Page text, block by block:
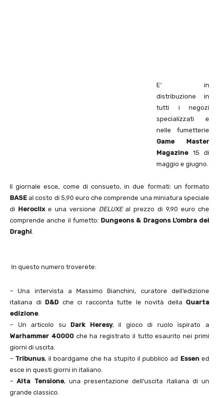
E’ in
distribuzione in
tutti i negozi
specializzati e
nelle fumetterie
Game Master
Magazine 15 di
maggio e giugno.
Il giornale esce, come di consueto, in due formati: un formato
BASE al costo di 5,90 euro che comprende una miniatura speciale
di Heroclixe una versione DELUXEal prezzo di 9,90 euro che
comprende anche il fumetto: Dungeons & Dragons L’ombra dei
Draghi.
In questo numero troverete:
– Una intervista a Massimo Bianchini, curatore dell’edizione
italiana di D&D che ci racconta tutte le novità della Quarta
edizione.
– Un articolo su Dark Heresy, il gioco di ruolo ispirato a
Warhammer 40000che ha registrato il tutto esaurito nei primi
giorni di uscita.
– Tribunus, il boardgame che ha stupito il pubblico ad Essened
esce in questi giorni in italiano.
–Alta Tensione, una presentazione dell’uscita italiana di un
grande classico.